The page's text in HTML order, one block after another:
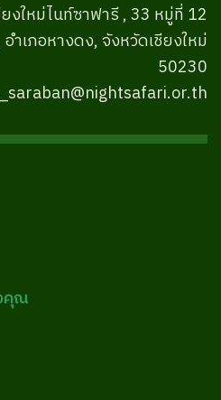
ยงใหม่ไนท์ซาฟารี , 33 หมู่ที่ 12
ำเภอหางดง, จังหวัดเชียงใหม่
50230
คุณ